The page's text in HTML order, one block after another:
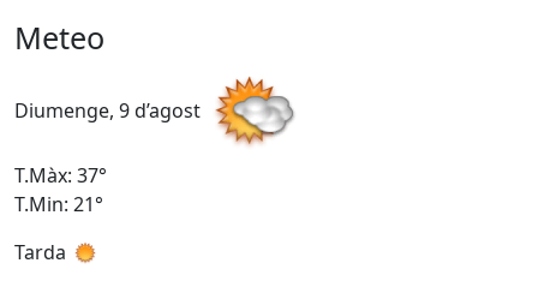
Meteo
Diumenge, 9 d’agost
T.Màx: 37°
T.Min: 21°
Tarda